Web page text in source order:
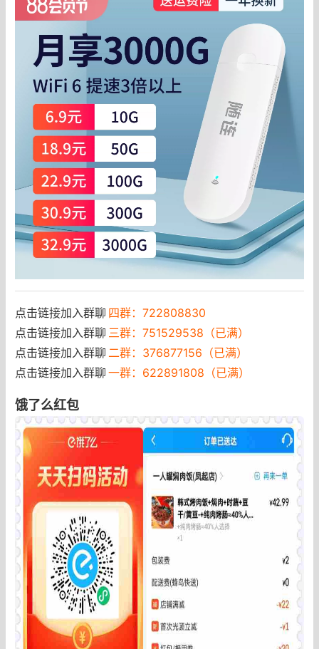
点击链接加入群聊 四群：722808830
点击链接加入群聊 三群：751529538（已满）
点击链接加入群聊 二群：376877156（已满）
点击链接加入群聊 一群：622891808（已满）
饿了么红包